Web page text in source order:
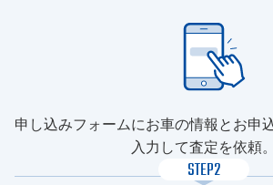
申し込みフォームにお車の情報とお申
入力して査定を依頼。
STEP2